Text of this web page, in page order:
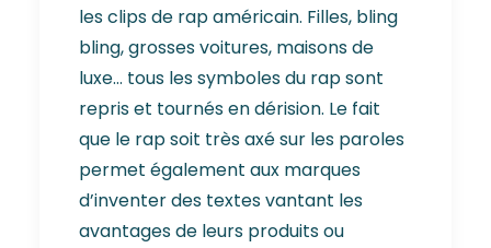
les clips de rap américain. Filles, bling
bling, grosses voitures, maisons de
luxe… tous les symboles du rap sont
repris et tournés en dérision. Le fait
que le rap soit très axé sur les paroles
permet également aux marques
d’inventer des textes vantant les
avantages de leurs produits ou